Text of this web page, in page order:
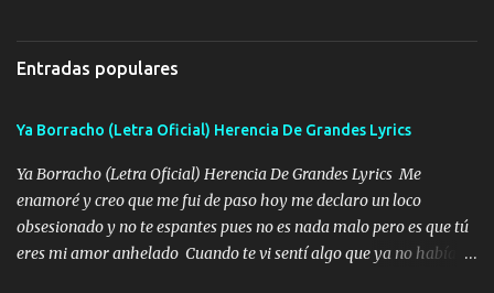
viento a su hijo y aunque ahora ya este con Dios el destino así lo
quiso, él tiempo sigue pasando y nunca te olvidaremos, aquí
tengo de mi mente no se va, en mi corazón me llevo lo mismo que
tu papá, a veces me pongo triste porque no puedo mirarte, mas se
que tu me escuchas porque tu eres mi gran ángel, El desespero me
llega para reunirme contigo, tu iluminas mi sendero por siempre
serás mi niño, del amor que yo te tengo es co...
Entradas populares
Ya Borracho (Letra Oficial) Herencia De Grandes Lyrics
Ya Borracho (Letra Oficial) Herencia De Grandes Lyrics Me
enamoré y creo que me fui de paso hoy me declaro un loco
obsesionado y no te espantes pues no es nada malo pero es que tú
eres mi amor anhelado Cuando te vi sentí algo que ya no había